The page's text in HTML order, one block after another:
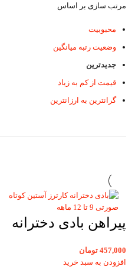
مرتب سازی بر اساس
محبوبیت
وضعیت رتبه میانگین
جدیدترین
قیمت از کم به زیاد
گرانترین به ارزانترین
پیراهن بادی دخترانه
457,000 تومان
افزودن به سبد خرید